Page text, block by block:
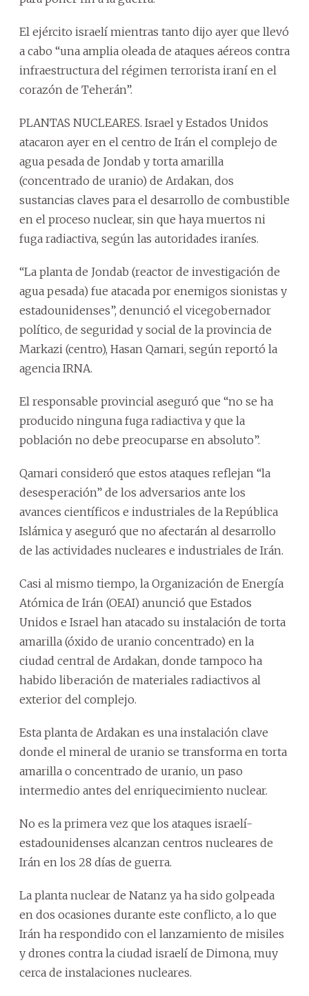
El ejército israelí mientras tanto dijo ayer que llevó
a cabo “una amplia oleada de ataques aéreos contra
infraestructura del régimen terrorista iraní en el
corazón de Teherán”.
PLANTAS NUCLEARES. Israel y Estados Unidos
atacaron ayer en el centro de Irán el complejo de
agua pesada de Jondab y torta amarilla
(concentrado de uranio) de Ardakan, dos
sustancias claves para el desarrollo de combustible
en el proceso nuclear, sin que haya muertos ni
fuga radiactiva, según las autoridades iraníes.
“La planta de Jondab (reactor de investigación de
agua pesada) fue atacada por enemigos sionistas y
estadounidenses”, denunció el vicegobernador
político, de seguridad y social de la provincia de
Markazi (centro), Hasan Qamari, según reportó la
agencia IRNA.
El responsable provincial aseguró que “no se ha
producido ninguna fuga radiactiva y que la
población no debe preocuparse en absoluto”.
Qamari consideró que estos ataques reflejan “la
desesperación” de los adversarios ante los
avances científicos e industriales de la República
Islámica y aseguró que no afectarán al desarrollo
de las actividades nucleares e industriales de Irán.
Casi al mismo tiempo, la Organización de Energía
Atómica de Irán (OEAI) anunció que Estados
Unidos e Israel han atacado su instalación de torta
amarilla (óxido de uranio concentrado) en la
ciudad central de Ardakan, donde tampoco ha
habido liberación de materiales radiactivos al
exterior del complejo.
Esta planta de Ardakan es una instalación clave
donde el mineral de uranio se transforma en torta
amarilla o concentrado de uranio, un paso
intermedio antes del enriquecimiento nuclear.
No es la primera vez que los ataques israelí-
estadounidenses alcanzan centros nucleares de
Irán en los 28 días de guerra.
La planta nuclear de Natanz ya ha sido golpeada
en dos ocasiones durante este conflicto, a lo que
Irán ha respondido con el lanzamiento de misiles
y drones contra la ciudad israelí de Dimona, muy
cerca de instalaciones nucleares.